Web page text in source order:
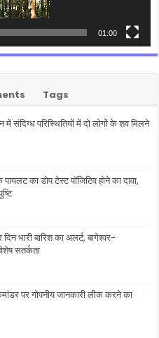
01:00
Tags
संदिग्ध परिस्थितियों में दो लोगों के शव मिलने
का डोप टेस्ट पॉजिटिव होने का दावा,
भारी बारिश का अलर्ट, बागेश्वर-
सतर्कता
पर गोपनीय जानकारी लीक करने का